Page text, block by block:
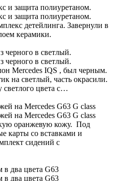
и защита полиуретаном.
и защита полиуретаном.
детейлинга. Завернули в
керамики.
черного в светлый.
черного в светлый.
Mercedes IQS , был черным.
на светлый, часть окрасили.
светлого цвета с…
на Mercedes G63 G class
на Mercedes G63 G class
оранжевую кожу. Под
карты со вставками и
сидений с
два цвета G63
два цвета G63